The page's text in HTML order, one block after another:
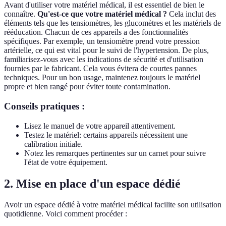
Avant d'utiliser votre matériel médical, il est essentiel de bien le
connaître. Qu'est-ce que votre matériel médical ? Cela inclut des
éléments tels que les tensiomètres, les glucomètres et les matériels de
rééducation. Chacun de ces appareils a des fonctionnalités
spécifiques. Par exemple, un tensiomètre prend votre pression
artérielle, ce qui est vital pour le suivi de l'hypertension. De plus,
familiarisez-vous avec les indications de sécurité et d'utilisation
fournies par le fabricant. Cela vous évitera de courtes pannes
techniques. Pour un bon usage, maintenez toujours le matériel
propre et bien rangé pour éviter toute contamination.
Conseils pratiques :
Lisez le manuel de votre appareil attentivement.
Testez le matériel: certains appareils nécessitent une
calibration initiale.
Notez les remarques pertinentes sur un carnet pour suivre
l'état de votre équipement.
2. Mise en place d'un espace dédié
Avoir un espace dédié à votre matériel médical facilite son utilisation
quotidienne. Voici comment procéder :